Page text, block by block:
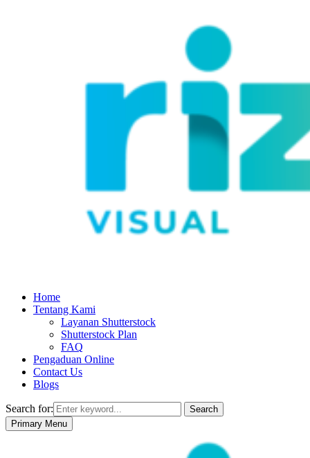
Home
Tentang Kami
Layanan Shutterstock
Shutterstock Plan
FAQ
Pengaduan Online
Contact Us
Blogs
Search for:
Search
Primary Menu